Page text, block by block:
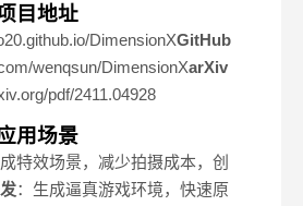
目地址
DimensionXGitHub
wenqsun/DimensionXarXiv
pdf/2411.04928
用场景
特效场景，减少拍摄成本，创
：生成逼真游戏环境，快速原